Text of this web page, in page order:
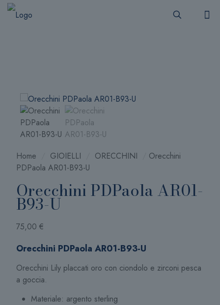
Home GIOIELLI ORECCHINI
Orecchini
PDPaola AR01-B93-U
Orecchini PDPaola AR01-
B93-U
75,00 €
Orecchini PDPaola AR01-B93-U
Orecchini Lily placcati oro con ciondolo e zirconi pesca
a goccia.
Materiale: argento sterling